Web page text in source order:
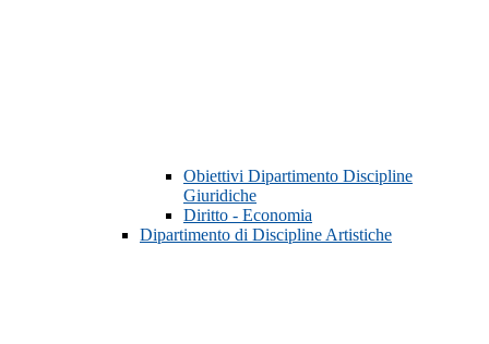
Obiettivi Dipartimento Discipline
Giuridiche
Diritto - Economia
Dipartimento di Discipline Artistiche